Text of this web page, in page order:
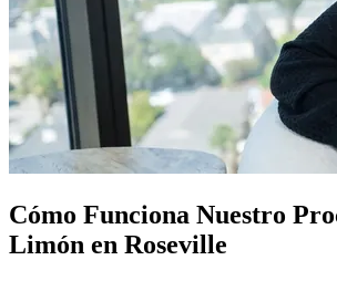
Cómo Funciona Nuestro
Limón en Roseville